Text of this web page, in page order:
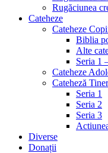
Rugăciunea
Cateheze
Cateheze
Biblia
Alte
Seria 1
Cateheze
Cateheză
Seria 1
Seria 2
Seria 3
Diverse
Donații